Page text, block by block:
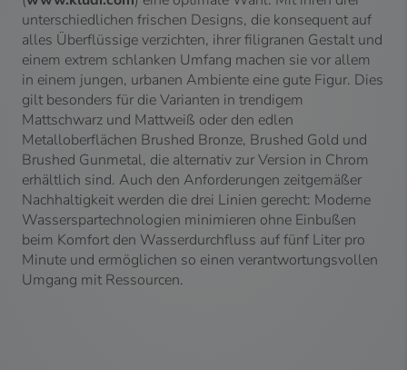
unterschiedlichen frischen Designs, die konsequent auf
alles Überflüssige verzichten, ihrer filigranen Gestalt und
einem extrem schlanken Umfang machen sie vor allem
in einem jungen, urbanen Ambiente eine gute Figur. Dies
gilt besonders für die Varianten in trendigem
Mattschwarz und Mattweiß oder den edlen
Metalloberflächen Brushed Bronze, Brushed Gold und
Brushed Gunmetal, die alternativ zur Version in Chrom
erhältlich sind. Auch den Anforderungen zeitgemäßer
Nachhaltigkeit werden die drei Linien gerecht: Moderne
Wasserspartechnologien minimieren ohne Einbußen
beim Komfort den Wasserdurchfluss auf fünf Liter pro
Minute und ermöglichen so einen verantwortungsvollen
Umgang mit Ressourcen.